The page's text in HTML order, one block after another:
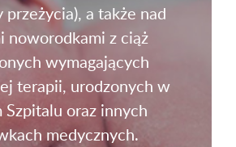
przeżycia), a także nad
noworodkami z ciąż
wymagających
terapii, urodzonych w
Szpitalu oraz innych
medycznych.